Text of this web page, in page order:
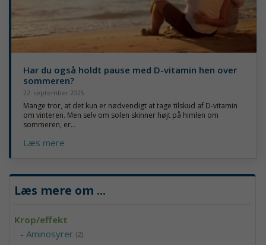
Har du også holdt pause med D-vitamin hen over
sommeren?
22. september 2025
Mange tror, at det kun er nødvendigt at tage tilskud af D-vitamin
om vinteren. Men selv om solen skinner højt på himlen om
sommeren, er...
Læs mere
Læs mere om ...
Krop/effekt
-Aminosyrer (2)